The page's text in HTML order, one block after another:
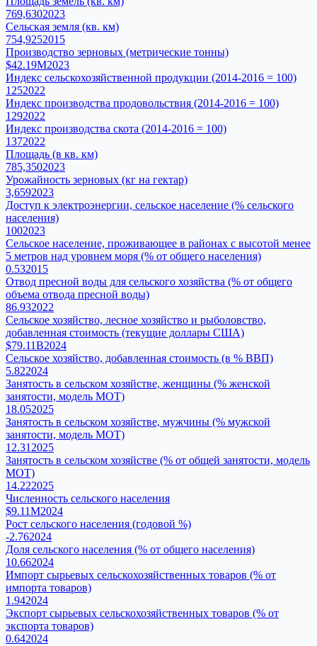
769,6302023
Сельская земля (кв. км)
754,9252015
Производство зерновых (метрические тонны)
$42.19M2023
Индекс сельскохозяйственной продукции (2014-2016 = 100)
1252022
Индекс производства продовольствия (2014-2016 = 100)
1292022
Индекс производства скота (2014-2016 = 100)
1372022
Площадь (в кв. км)
785,3502023
Урожайность зерновых (кг на гектар)
3,6592023
Доступ к электроэнергии, сельское население (% сельского
населения)
1002023
Сельское население, проживающее в районах с высотой менее
5 метров над уровнем моря (% от общего населения)
0.532015
Отвод пресной воды для сельского хозяйства (% от общего
объема отвода пресной воды)
86.932022
Сельское хозяйство, лесное хозяйство и рыболовство,
добавленная стоимость (текущие доллары США)
$79.11B2024
Сельское хозяйство, добавленная стоимость (в % ВВП)
5.822024
Занятость в сельском хозяйстве, женщины (% женской
занятости, модель МОТ)
18.052025
Занятость в сельском хозяйстве, мужчины (% мужской
занятости, модель МОТ)
12.31 2025
Занятость в сельском хозяйстве (% от общей занятости, модель
МОТ)
14.222025
Численность сельского населения
$9.11M2024
Рост сельского населения (годовой %)
-2.762024
Доля сельского населения (% от общего населения)
10.662024
Импорт сырьевых сельскохозяйственных товаров (% от
импорта товаров)
1.942024
Экспорт сырьевых сельскохозяйственных товаров (% от
экспорта товаров)
0.642024